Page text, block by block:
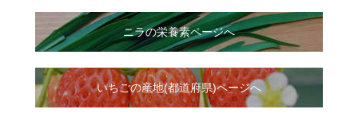
ニラの栄養素ページへ
いちごの産地(都道府県)ページへ